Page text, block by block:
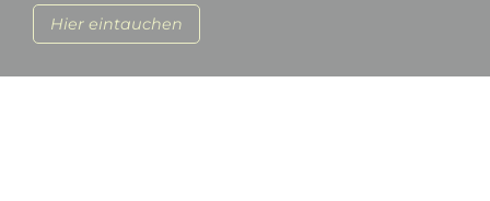
Hier eintauchen